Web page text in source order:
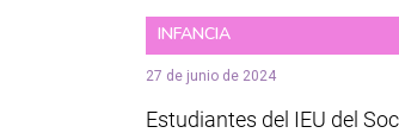
INFANCIA
27 de junio de 2024
Estudiantes del IEU del